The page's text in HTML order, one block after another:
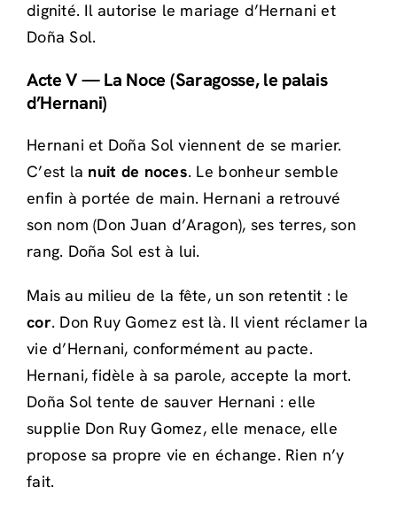
dignité. Il autorise le mariage d’Hernani et
Doña Sol.
Acte V — La Noce (Saragosse, le palais
d’Hernani)
Hernani et Doña Sol viennent de se marier.
C’est la nuit de noces. Le bonheur semble
enfin à portée de main. Hernani a retrouvé
son nom (Don Juan d’Aragon), ses terres, son
rang. Doña Sol est à lui.
Mais au milieu de la fête, un son retentit : le
cor. Don Ruy Gomez est là. Il vient réclamer la
vie d’Hernani, conformément au pacte.
Hernani, fidèle à sa parole, accepte la mort.
Doña Sol tente de sauver Hernani : elle
supplie Don Ruy Gomez, elle menace, elle
propose sa propre vie en échange. Rien n’y
fait.